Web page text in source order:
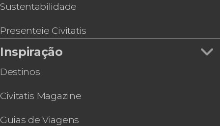
Iguaçu
Cataratas do Iguaçu
Tour de bicicleta pelas Cataratas do Iguaçu
Ingresso do Movie Cars
Sustentabilidade
Presenteie Civitatis
Inspiração
Destinos
Civitatis Magazine
Guias de Viagens